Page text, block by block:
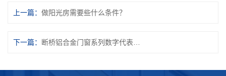
上一篇： 做阳光房需要些什么条件？
下一篇：